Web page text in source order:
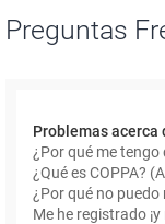
Preguntas
Problemas
¿Por qué me tengo
¿Qué es COPPA?
¿Por qué no
Me he registrado